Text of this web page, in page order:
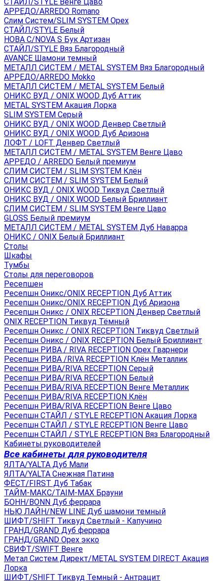
АРРЕДО/ARREDO Romano
Слим Систем/SLIM SYSTEM Орех
СТАЙЛ/STYLE Белый
НОВА С/NOVA S Бук Артизан
СТАЙЛ/STYLE Вяз Благородный
AVANCE Шамони темный
МЕТАЛЛ СИСТЕМ / METAL SYSTEM Вяз Благородный
АРРЕДО/ARREDO Mokko
МЕТАЛЛ СИСТЕМ / METAL SYSTEM Белый
ОНИКС ВУД / ONIX WOOD Дуб Аттик
METAL SYSTEM Акация Лорка
SLIM SYSTEM Серый
ОНИКС ВУД / ONIX WOOD Денвер Светлый
ОНИКС ВУД / ONIX WOOD Дуб Аризона
ЛОФТ / LOFT Денвер Светлый
МЕТАЛЛ СИСТЕМ / METAL SYSTEM Венге Цаво
АРРЕДО / ARREDO Белый премиум
СЛИМ СИСТЕМ / SLIM SYSTEM Клён
СЛИМ СИСТЕМ / SLIM SYSTEM Белый
ОНИКС ВУД / ONIX WOOD Тиквуд Светлый
ОНИКС ВУД / ONIX WOOD Белый Бриллиант
СЛИМ СИСТЕМ / SLIM SYSTEM Венге Цаво
GLOSS Белый премиум
МЕТАЛЛ СИСТЕМ / METAL SYSTEM Дуб Наварра
ОНИКС / ONIX Белый Бриллиант
Столы
Шкафы
Тумбы
Столы для переговоров
Ресепшен
Ресепшн Оникс/ONIX RECEPTION Дуб Аттик
Ресепшн Оникс/ONIX RECEPTION Дуб Аризона
Ресепшн Оникс / ONIX RECEPTION Денвер Светлый
ONIX RECEPTION Тиквуд Тёмный
Ресепшн Оникс / ONIX RECEPTION Тиквуд Светлый
Ресепшн Оникс / ONIX RECEPTION Белый Бриллиант
Ресепшн РИВА / RIVA RECEPTION Орех Гварнери
Ресепшн РИВА /RIVA RECEPTION Клён Металлик
Ресепшн РИВА/RIVA RECEPTION Серый
Ресепшн РИВА/RIVA RECEPTION Белый
Ресепшн РИВА/RIVA RECEPTION Венге Металлик
Ресепшн РИВА/RIVA RECEPTION Клён
Ресепшн РИВА/RIVA RECEPTION Венге Цаво
Ресепшн СТАЙЛ / STYLE RECEPTION Акация Лорка
Ресепшн СТАЙЛ / STYLE RECEPTION Венге Цаво
Ресепшн СТАЙЛ / STYLE RECEPTION Вяз Благородный
Кабинеты руководителей
Все кабинеты для руководителя
ЯЛТА/YALTA Дуб Мали
ЯЛТА/YALTA Снежная Патина
ФЁСТ/FIRST Дуб Табак
ТАЙМ-МАКС/TAIM-MAX Брауни
БОНН/BONN Дуб феррара
НЬЮ ЛАЙН/NEW LINE Дуб шамони темный
ШИФТ/SHIFT Тиквуд Светлый - Капучино
ГРАНД/GRAND Дуб феррара
ГРАНД/GRAND Орех экко
СВИФТ/SWIFT Венге
Метал Систем Директ/METAL SYSTEM DIRECT Акация
Лорка
ШИФТ/SHIFT Тиквуд Темный - Антрацит